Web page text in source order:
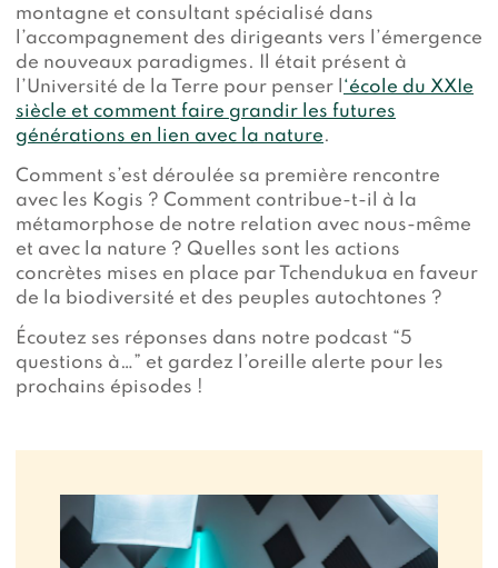
montagne et consultant spécialisé dans
l’accompagnement des dirigeants vers l’émergence
de nouveaux paradigmes. Il était présent à
l’Université de la Terre pour penser l ‘école du XXIe
siècle et comment faire grandir les futures
générations en lien avec la nature.
Comment s’est déroulée sa première rencontre
avec les Kogis ? Comment contribue-t-il à la
métamorphose de notre relation avec nous-même
et avec la nature ? Quelles sont les actions
concrètes mises en place par Tchendukua en faveur
de la biodiversité et des peuples autochtones ?
Écoutez ses réponses dans notre podcast “5
questions à…” et gardez l’oreille alerte pour les
prochains épisodes !